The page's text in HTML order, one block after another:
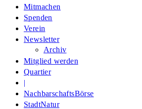
Mitmachen
Spenden
Verein
Newsletter
Archiv
Mitglied werden
Quartier
|
NachbarschaftsBörse
StadtNatur